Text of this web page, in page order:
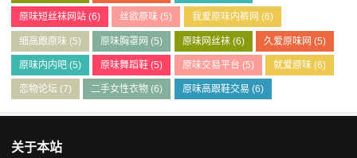
原味短丝袜网站 (6) 丝欲原味 (5) 我爱原味内裤网 (6)
细高跟原味 (5) 原味胸罩网 (5) 原味网丝袜(6) 久爱原味网 (5)
原味内内吧 (5) 原味舞蹈鞋 (5) 原味交易平台 (5) 就爱原味(6)
恋物论坛 (7) 二手女性衣物 (6) 原味高跟鞋交易 (6)
关于本站